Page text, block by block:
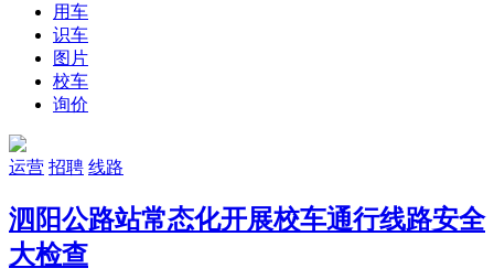
用车
识车
图片
校车
询价
运营 招聘 线路
泗阳公路站常态化开展校车通行线路安全
大检查